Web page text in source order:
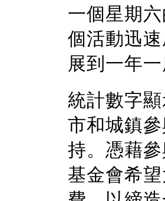
一個星期六
個活動迅
展到一年
統計數字
市和城鎮
持。憑藉
基金會希